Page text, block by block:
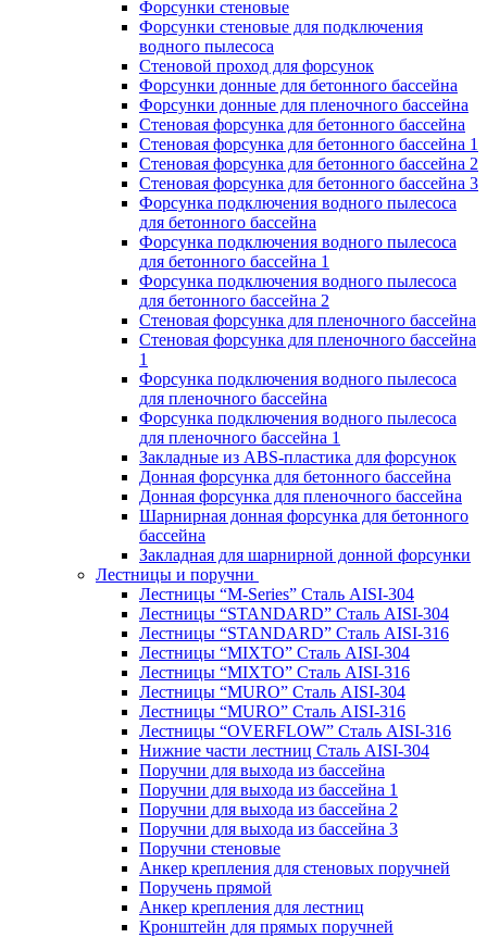
Форсунки стеновые
Форсунки стеновые для подключения
водного пылесоса
Стеновой проход для форсунок
Форсунки донные для бетонного бассейна
Форсунки донные для пленочного бассейна
Стеновая форсунка для бетонного бассейна
Стеновая форсунка для бетонного бассейна 1
Стеновая форсунка для бетонного бассейна 2
Стеновая форсунка для бетонного бассейна 3
Форсунка подключения водного пылесоса
для бетонного бассейна
Форсунка подключения водного пылесоса
для бетонного бассейна 1
Форсунка подключения водного пылесоса
для бетонного бассейна 2
Стеновая форсунка для пленочного бассейна
Стеновая форсунка для пленочного бассейна
1
Форсунка подключения водного пылесоса
для пленочного бассейна
Форсунка подключения водного пылесоса
для пленочного бассейна 1
Закладные из ABS-пластика для форсунок
Донная форсунка для бетонного бассейна
Донная форсунка для пленочного бассейна
Шарнирная донная форсунка для бетонного
бассейна
Закладная для шарнирной донной форсунки
Лестницы и поручни
Лестницы “M-Series” Сталь AISI-304
Лестницы “STANDARD” Сталь AISI-304
Лестницы “STANDARD” Сталь AISI-316
Лестницы “MIXTO” Сталь AISI-304
Лестницы “MIXTO” Сталь AISI-316
Лестницы “MURO” Сталь AISI-304
Лестницы “MURO” Сталь AISI-316
Лестницы “OVERFLOW” Сталь AISI-316
Нижние части лестниц Сталь AISI-304
Поручни для выхода из бассейна
Поручни для выхода из бассейна 1
Поручни для выхода из бассейна 2
Поручни для выхода из бассейна 3
Поручни стеновые
Анкер крепления для стеновых поручней
Поручень прямой
Анкер крепления для лестниц
Кронштейн для прямых поручней